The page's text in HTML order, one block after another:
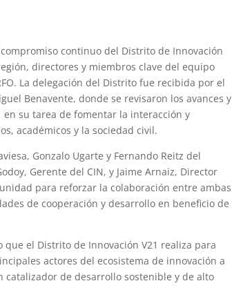
continuo del Distrito de Innovación
directores y miembros clave del equipo
La delegación del Distrito fue recibida por el
Benavente, donde se revisaron los avances y
su tarea de fomentar la interacción y
académicos y la sociedad civil.
Gonzalo Ugarte y Fernando Reitz del
Gerente del CIN, y Jaime Arnaiz, Director
para reforzar la colaboración entre ambas
de cooperación y desarrollo en beneficio de
el Distrito de Innovación V21 realiza para
actores del ecosistema de innovación a
de desarrollo sostenible y de alto